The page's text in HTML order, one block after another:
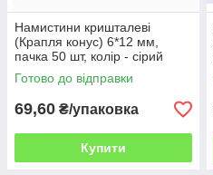
Намистини кришталеві
(Крапля конус) 6*12 мм,
пачка 50 шт, колір - сірий
металік ВОВ
Готово до відправки
69,60 ₴/упаковка
Купити